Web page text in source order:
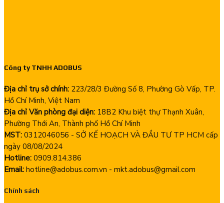
Công ty TNHH ADOBUS
Địa chỉ trụ sở chính: 223/28/3 Đường Số 8, Phường Gò Vấp, TP.
Hồ Chí Minh, Việt Nam
Địa chỉ Văn phòng đại diện: 18B2 Khu biệt thự Thạnh Xuân,
Phường Thới An, Thành phố Hồ Chí Minh
MST: 0312046056 - SỞ KẾ HOẠCH VÀ ĐẦU TƯ TP HCM cấp
ngày 08/08/2024
Hotline: 0909.814.386
Email: hotline@adobus.com.vn - mkt.adobus@gmail.com
Chính sách